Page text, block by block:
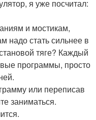
я уже посчитал:
и мостикам,
надо стать сильнее в
тяге? Каждый
программы, просто
или переписав
заниматься.